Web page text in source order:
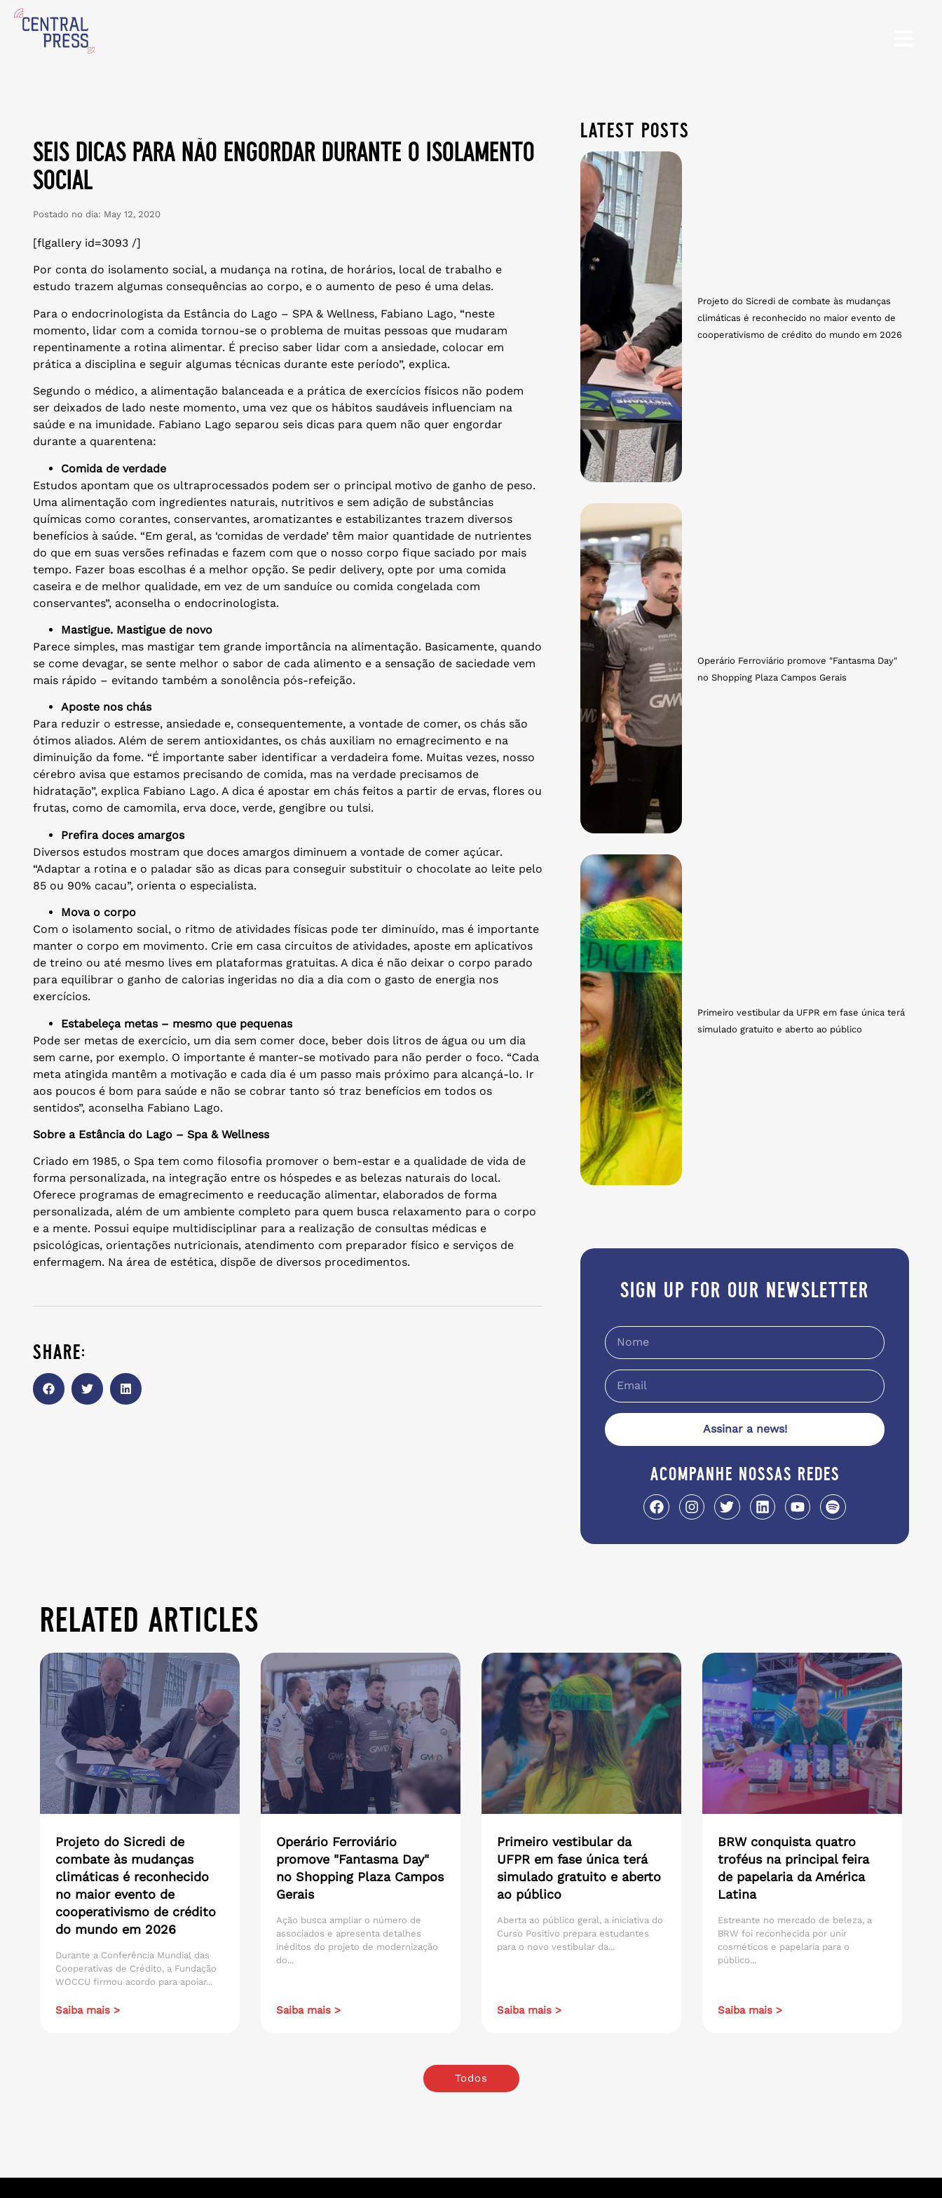
seis dicas para não engordar durante o isolamento
social
Postado no dia: May 12, 2020
[flgallery id=3093 /]
Por conta do isolamento social, a mudança na rotina, de horários, local de trabalho e
estudo trazem algumas consequências ao corpo, e o aumento de peso é uma delas.
Para o endocrinologista da Estância do Lago – SPA & Wellness, Fabiano Lago, “neste
momento, lidar com a comida tornou-se o problema de muitas pessoas que mudaram
repentinamente a rotina alimentar. É preciso saber lidar com a ansiedade, colocar em
prática a disciplina e seguir algumas técnicas durante este período”, explica.
Segundo o médico, a alimentação balanceada e a prática de exercícios físicos não podem
ser deixados de lado neste momento, uma vez que os hábitos saudáveis influenciam na
saúde e na imunidade. Fabiano Lago separou seis dicas para quem não quer engordar
durante a quarentena:
Comida de verdade
Estudos apontam que os ultraprocessados podem ser o principal motivo de ganho de peso.
Uma alimentação com ingredientes naturais, nutritivos e sem adição de substâncias
químicas como corantes, conservantes, aromatizantes e estabilizantes trazem diversos
benefícios à saúde. “Em geral, as ‘comidas de verdade’ têm maior quantidade de nutrientes
do que em suas versões refinadas e fazem com que o nosso corpo fique saciado por mais
tempo. Fazer boas escolhas é a melhor opção. Se pedir delivery, opte por uma comida
caseira e de melhor qualidade, em vez de um sanduíce ou comida congelada com
conservantes”, aconselha o endocrinologista.
Mastigue. Mastigue de novo
Parece simples, mas mastigar tem grande importância na alimentação. Basicamente, quando
se come devagar, se sente melhor o sabor de cada alimento e a sensação de saciedade vem
mais rápido – evitando também a sonolência pós-refeição.
Aposte nos chás
Para reduzir o estresse, ansiedade e, consequentemente, a vontade de comer, os chás são
ótimos aliados. Além de serem antioxidantes, os chás auxiliam no emagrecimento e na
diminuição da fome. “É importante saber identificar a verdadeira fome. Muitas vezes, nosso
cérebro avisa que estamos precisando de comida, mas na verdade precisamos de
hidratação”, explica Fabiano Lago. A dica é apostar em chás feitos a partir de ervas, flores ou
frutas, como de camomila, erva doce, verde, gengibre ou tulsi.
Prefira doces amargos
Diversos estudos mostram que doces amargos diminuem a vontade de comer açúcar.
“Adaptar a rotina e o paladar são as dicas para conseguir substituir o chocolate ao leite pelo
85 ou 90% cacau”, orienta o especialista.
Mova o corpo
Com o isolamento social, o ritmo de atividades físicas pode ter diminuído, mas é importante
manter o corpo em movimento. Crie em casa circuitos de atividades, aposte em aplicativos
de treino ou até mesmo lives em plataformas gratuitas. A dica é não deixar o corpo parado
para equilibrar o ganho de calorias ingeridas no dia a dia com o gasto de energia nos
exercícios.
Estabeleça metas – mesmo que pequenas
Pode ser metas de exercício, um dia sem comer doce, beber dois litros de água ou um dia
sem carne, por exemplo. O importante é manter-se motivado para não perder o foco. “Cada
meta atingida mantêm a motivação e cada dia é um passo mais próximo para alcançá-lo. Ir
aos poucos é bom para saúde e não se cobrar tanto só traz benefícios em todos os
sentidos”, aconselha Fabiano Lago.
Sobre a Estância do Lago – Spa & Wellness
Criado em 1985, o Spa tem como filosofia promover o bem-estar e a qualidade de vida de
forma personalizada, na integração entre os hóspedes e as belezas naturais do local.
Oferece programas de emagrecimento e reeducação alimentar, elaborados de forma
personalizada, além de um ambiente completo para quem busca relaxamento para o corpo
e a mente. Possui equipe multidisciplinar para a realização de consultas médicas e
psicológicas, orientações nutricionais, atendimento com preparador físico e serviços de
enfermagem. Na área de estética, dispõe de diversos procedimentos.
share:
latest posts
Projeto do Sicredi de combate às mudanças
climáticas é reconhecido no maior evento de
cooperativismo de crédito do mundo em 2026
Operário Ferroviário promove "Fantasma Day"
no Shopping Plaza Campos Gerais
Primeiro vestibular da UFPR em fase única terá
simulado gratuito e aberto ao público
sign up for our newsletter
Assinar a news!
acompanhe nossas redes
related articles
Projeto do Sicredi de
combate às mudanças
climáticas é reconhecido
no maior evento de
cooperativismo de crédito
do mundo em 2026
Durante a Conferência Mundial das
Cooperativas de Crédito, a Fundação
WOCCU firmou acordo para apoiar...
Saiba mais >
Operário Ferroviário
promove "Fantasma Day"
no Shopping Plaza Campos
Gerais
Ação busca ampliar o número de
associados e apresenta detalhes
inéditos do projeto de modernização
do...
Saiba mais >
Primeiro vestibular da
UFPR em fase única terá
simulado gratuito e aberto
ao público
Aberta ao público geral, a iniciativa do
Curso Positivo prepara estudantes
para o novo vestibular da...
Saiba mais >
BRW conquista quatro
troféus na principal feira
de papelaria da América
Latina
Estreante no mercado de beleza, a
BRW foi reconhecida por unir
cosméticos e papelaria para o
público...
Saiba mais >
Todos